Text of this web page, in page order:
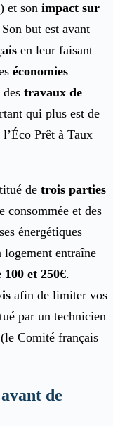
et son impact sur
but est avant
en leur faisant
économies
travaux de
qui plus est de
Prêt à Taux
de trois parties
consommée et des
énergétiques
logement entraîne
100 et 250€.
afin de limiter vos
par un technicien
(le Comité français
de